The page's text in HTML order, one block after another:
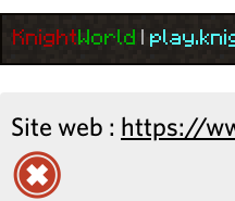
Knight World
Site web : https://